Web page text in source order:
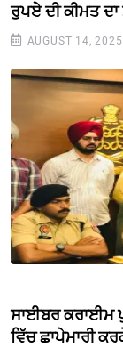
ਰੁਪਏ ਦੀ ਕੀਮਤ
AUGUST 14, 2025
ਸਾਈਬਰ ਕਰਾਈਮ
ਵਿੱਚ ਛਾਪੇਮਾਰੀ